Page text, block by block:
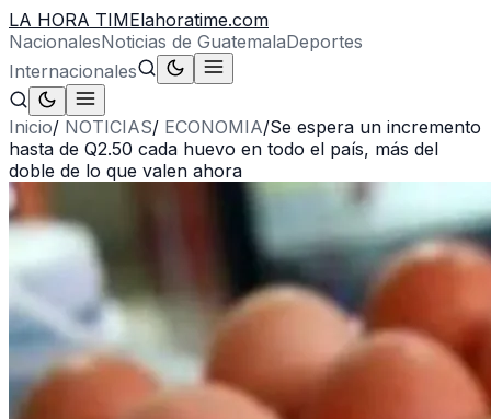
LA HORA TIMElahoratime.com
NacionalesNoticias de GuatemalaDeportes
Internacionales
Inicio/ NOTICIAS/ ECONOMIA/Se espera un incremento
hasta de Q2.50 cada huevo en todo el país, más del
doble de lo que valen ahora